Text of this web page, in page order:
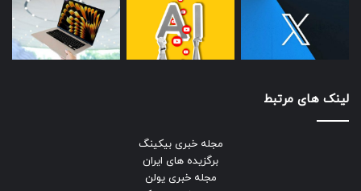
لینک های مرتبط
مجله خبری بیکینگ
برگزیده های ایران
مجله خبری یولن